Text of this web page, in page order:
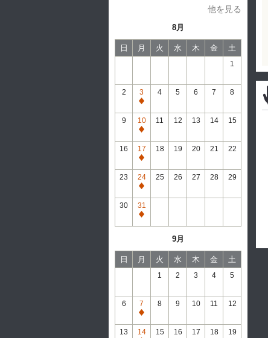
他を見る
8月
日 月 火 水 木 金 土
1
2
3
通
常
休
館
4 5 6 7 8
9
10
通
常
休
館
11 12 13 14 15
16
17
通
常
休
館
18 19 20 21 22
23
24
通
常
休
館
25 26 27 28 29
30
31
通
館
9月
日 月 火 水 木 金 土
1 2 3 4 5
6
7
通
常
8 9 10 11 12
13 14 15 16 17 18 19